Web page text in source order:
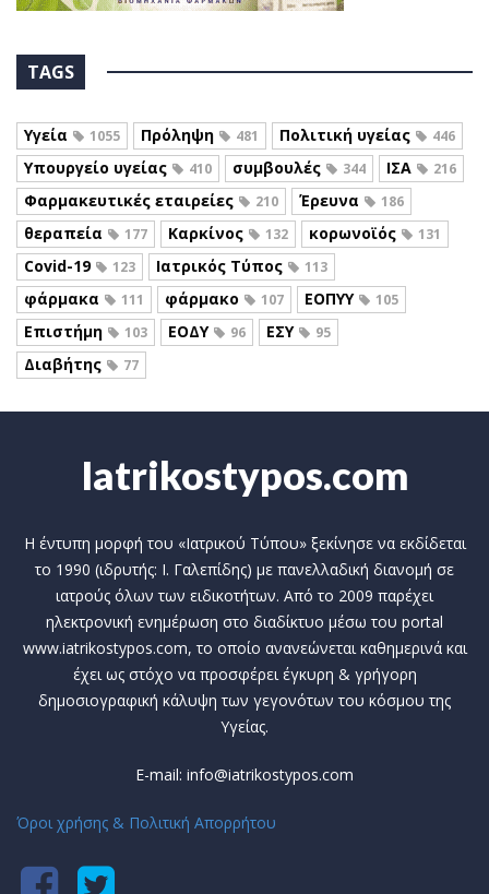
TAGS
Υγεία 1055 Πρόληψη 481 Πολιτική υγείας 446
Υπουργείο υγείας 410 συμβουλές 344 ΙΣΑ 216
Φαρμακευτικές εταιρείες 210 Έρευνα 186
θεραπεία 177 Καρκίνος 132 κορωνοϊός 131
Covid-19 123 Ιατρικός Τύπος 113
φάρμακα 111 φάρμακο 107 ΕΟΠΥΥ 105
Επιστήμη 103 ΕΟΔΥ 96 ΕΣΥ 95
Διαβήτης 77
Iatrikostypos.com
Η έντυπη μορφή του «Ιατρικού Τύπου» ξεκίνησε να εκδίδεται
το 1990 (ιδρυτής: Ι. Γαλεπίδης) με πανελλαδική διανομή σε
ιατρούς όλων των ειδικοτήτων. Από το 2009 παρέχει
ηλεκτρονική ενημέρωση στο διαδίκτυο μέσω του portal
www.iatrikostypos.com, το οποίο ανανεώνεται καθημερινά και
έχει ως στόχο να προσφέρει έγκυρη & γρήγορη
δημοσιογραφική κάλυψη των γεγονότων του κόσμου της
Υγείας.
E-mail: info@iatrikostypos.com
Όροι χρήσης & Πολιτική Απορρήτου